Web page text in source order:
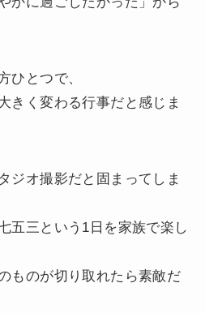
ひとつで、
きく変わる行事だと感じま
ジオ撮影だと固まってしま
五三という1日を家族で楽し
ものが切り取れたら素敵だ